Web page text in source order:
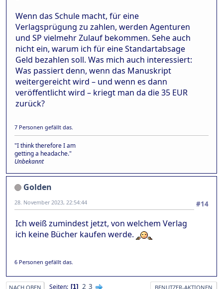
Wenn das Schule macht, für eine
Verlagsprügung zu zahlen, werden Agenturen
und SP vielmehr Zulauf bekommen. Sehe auch
nicht ein, warum ich für eine Standartabsage
Geld bezahlen soll. Was mich auch interessiert:
Was passiert denn, wenn das Manuskript
weitergereicht wird – und wenn es dann
veröffentlicht wird – kriegt man da die 35 EUR
zurück?
7 Personen gefällt das.
"I think therefore I am
getting a headache."
Unbekannt
Golden
#14
28. November 2023, 22:54:44
Ich weiß zumindest jetzt, von welchem Verlag
ich keine Bücher kaufen werde.
6 Personen gefällt das.
NACH OBEN Seiten 1 2 3 BENUTZER-AKTIONEN